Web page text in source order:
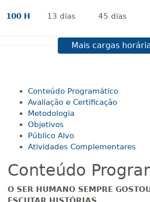
100 H 13 dias 45 dias
dias 60dias
140 H 18dias 60dias
160 H 20 dias
180 H 23dias 90dias
Mais cargas
Conteúdo Programático
Avaliação e Certificação
Metodologia
Objetivos
Público Alvo
Atividades Complementares
Conteúdo
O SER HUMANO SEMPRE